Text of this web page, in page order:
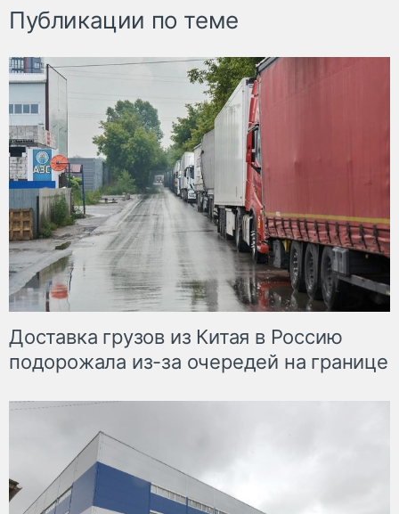
Публикации по теме
Доставка грузов из Китая в Россию
подорожала из-за очередей на границе